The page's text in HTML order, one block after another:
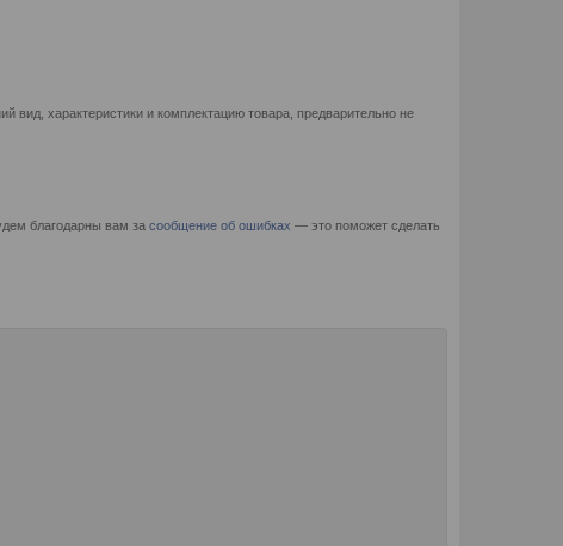
вид, характеристики и комплектацию товара, предварительно не
благодарны вам за сообщение об ошибках — это поможет сделать